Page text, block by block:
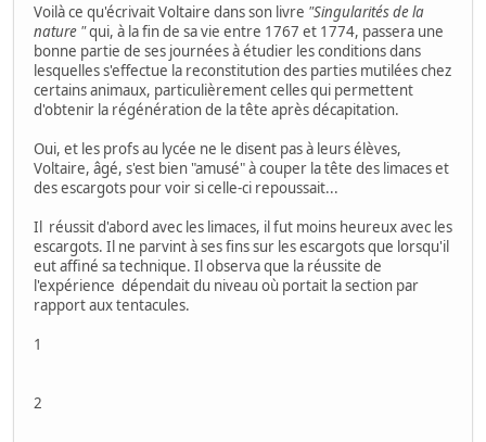
Voilà ce qu'écrivait Voltaire dans son livre "Singularités de la
nature "qui, à la fin de sa vie entre 1767 et 1774, passera une
bonne partie de ses journées à étudier les conditions dans
lesquelles s'effectue la reconstitution des parties mutilées chez
certains animaux, particulièrement celles qui permettent
d'obtenir la régénération de la tête après décapitation.
Oui, et les profs au lycée ne le disent pas à leurs élèves,
Voltaire, âgé, s'est bien "amusé" à couper la tête des limaces et
des escargots pour voir si celle-ci repoussait...
Il réussit d'abord avec les limaces, il fut moins heureux avec les
escargots. Il ne parvint à ses fins sur les escargots que lorsqu'il
eut affiné sa technique. Il observa que la réussite de
l'expérience dépendait du niveau où portait la section par
rapport aux tentacules.
1
2